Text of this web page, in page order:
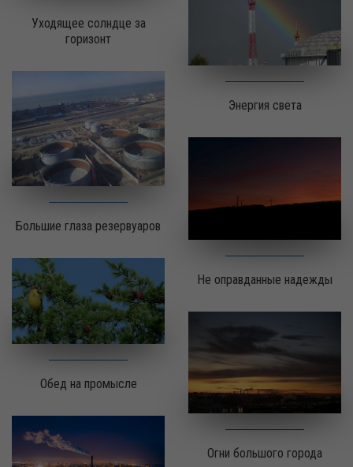
Уходящее солндце за
горизонт
Энергия света
Большие глаза резервуаров
Не оправданные надежды
Обед на промысле
Огни большого города